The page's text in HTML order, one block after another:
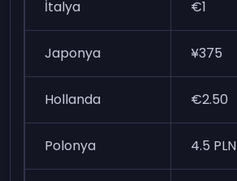
İtalya €1
Japonya ¥375
Hollanda €2.50
Polonya 4.5 PLN